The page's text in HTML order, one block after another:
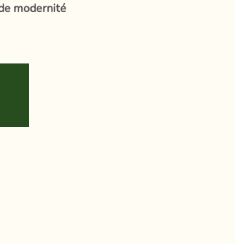
modernité